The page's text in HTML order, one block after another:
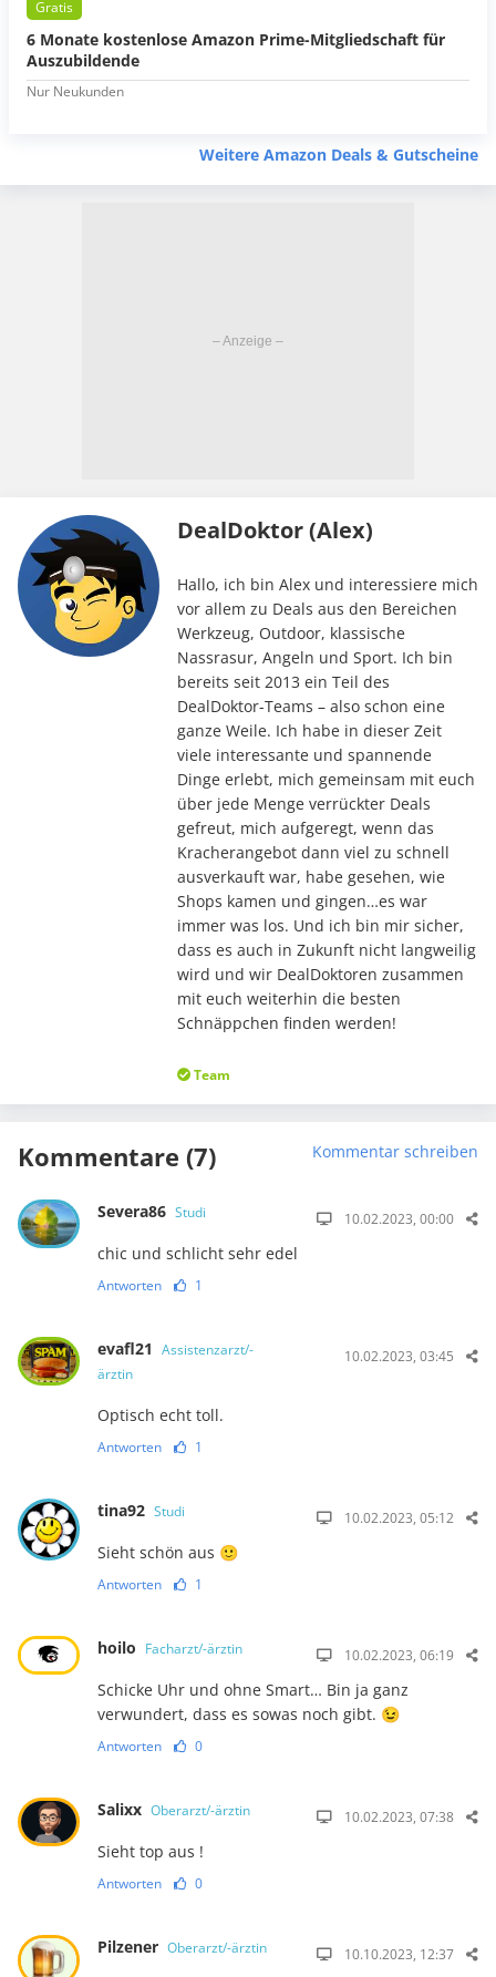
Gratis
6 Monate kostenlose Amazon Prime-Mitgliedschaft für
Auszubildende
Nur Neukunden
Weitere Amazon Deals & Gutscheine
DealDoktor (Alex)
Hallo, ich bin Alex und interessiere mich
vor allem zu Deals aus den Bereichen
Werkzeug, Outdoor, klassische
Nassrasur, Angeln und Sport. Ich bin
bereits seit 2013 ein Teil des
DealDoktor-Teams – also schon eine
ganze Weile. Ich habe in dieser Zeit
viele interessante und spannende
Dinge erlebt, mich gemeinsam mit euch
über jede Menge verrückter Deals
gefreut, mich aufgeregt, wenn das
Kracherangebot dann viel zu schnell
ausverkauft war, habe gesehen, wie
Shops kamen und gingen…es war
immer was los. Und ich bin mir sicher,
dass es auch in Zukunft nicht langweilig
wird und wir DealDoktoren zusammen
mit euch weiterhin die besten
Schnäppchen finden werden!
Team
Kommentare (7) Kommentar schreiben
Severa86 Studi 10.02.2023, 00:00
chic und schlicht sehr edel
Antworten 1
evafl21 Assistenzarzt/-
ärztin
10.02.2023, 03:45
Optisch echt toll.
Antworten 1
tina92 Studi 10.02.2023, 05:12
Sieht schön aus 🙂
Antworten 1
hoilo Facharzt/-ärztin 10.02.2023, 06:19
Schicke Uhr und ohne Smart… Bin ja ganz
verwundert, dass es sowas noch gibt. 😉
Antworten 0
Salixx Oberarzt/-ärztin 10.02.2023, 07:38
Sieht top aus !
Antworten 0
Pilzener Oberarzt/-ärztin 10.10.2023, 12:37